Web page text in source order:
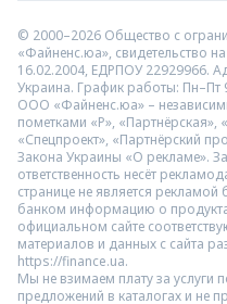
© 2000–2026 Общество с
«Файненс.юа», свидетельство
16.02.2004, ЕДРПОУ 22929966.
Украина. График работы: Пн–Пт
ООО «Файненс.юа» –
пометками «Р»,
«Спецпроект», «Партнёрский
Закона Украины «О рекламе».
ответственность несёт
странице не является
банком информацию о
официальном сайте
материалов и данных с сайта
https://finance.ua.
Мы не взимаем плату за
предложений в каталогах и не